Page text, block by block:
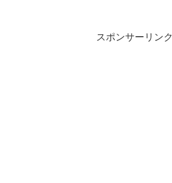
スポンサーリンク